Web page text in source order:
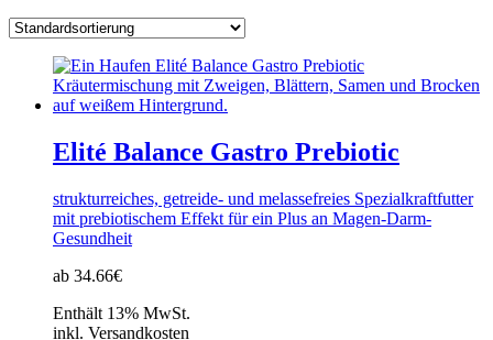
Elité Balance Gastro Prebiotic
strukturreiches, getreide- und melassefreies Spezialkraftfutter
mit prebiotischem Effekt für ein Plus an Magen-Darm-
Gesundheit
ab 34.66€
Enthält 13% MwSt.
inkl. Versandkosten